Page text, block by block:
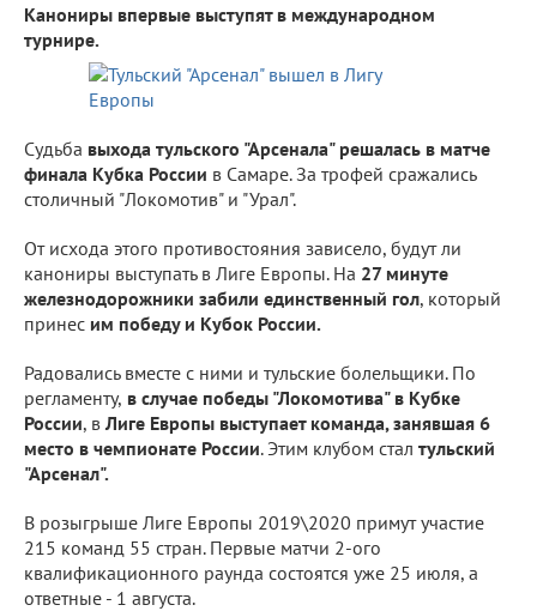
Канониры впервые выступят в международном
турнире.
Судьба выхода тульского "Арсенала" решалась в матче
финала Кубка России в Самаре. За трофей сражались
столичный "Локомотив" и "Урал".
От исхода этого противостояния зависело, будут ли
канониры выступать в Лиге Европы. На 27 минуте
железнодорожники забили единственный гол, который
принес им победу и Кубок России.
Радовались вместе с ними и тульские болельщики. По
регламенту, в случае победы "Локомотива" в Кубке
России, в Лиге Европы выступает команда, занявшая 6
место в чемпионате России. Этим клубом стал тульский
"Арсенал".
В розыгрыше Лиге Европы 2019\2020 примут участие
215 команд 55 стран. Первые матчи 2-ого
квалификационного раунда состоятся уже 25 июля, а
ответные - 1 августа.